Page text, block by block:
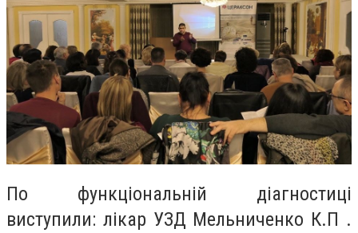
По функціональній діагностиці
виступили: лікар УЗД Мельниченко К.П .